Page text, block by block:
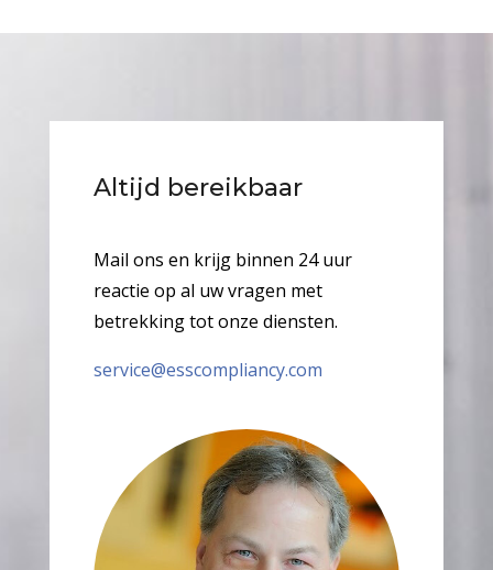
Altijd bereikbaar
Mail ons en krijg binnen 24 uur
reactie op al uw vragen met
betrekking tot onze diensten.
service@esscompliancy.com